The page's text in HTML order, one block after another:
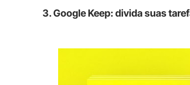
3. Google Keep: divida suas